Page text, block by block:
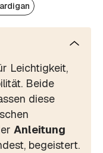
Leichtigkeit,
Beide
diese
Anleitung
begeistert.